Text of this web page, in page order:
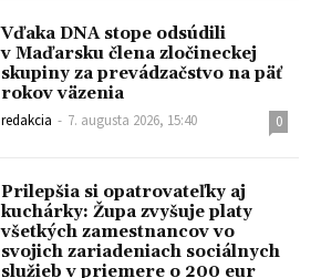
Vďaka DNA stope odsúdili
v Maďarsku člena zločineckej
skupiny za prevádzačstvo na päť
rokov väzenia
redakcia - 7. augusta 2026, 15:40 0
Prilepšia si opatrovateľky aj
kuchárky: Župa zvyšuje platy
všetkých zamestnancov vo
svojich zariadeniach sociálnych
služieb v priemere o 200 eur